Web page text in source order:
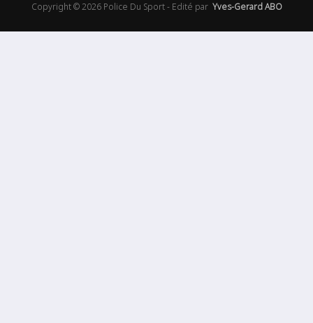
Copyright © 2026 Police Du Sport - Edité par Yves-Gerard ABO